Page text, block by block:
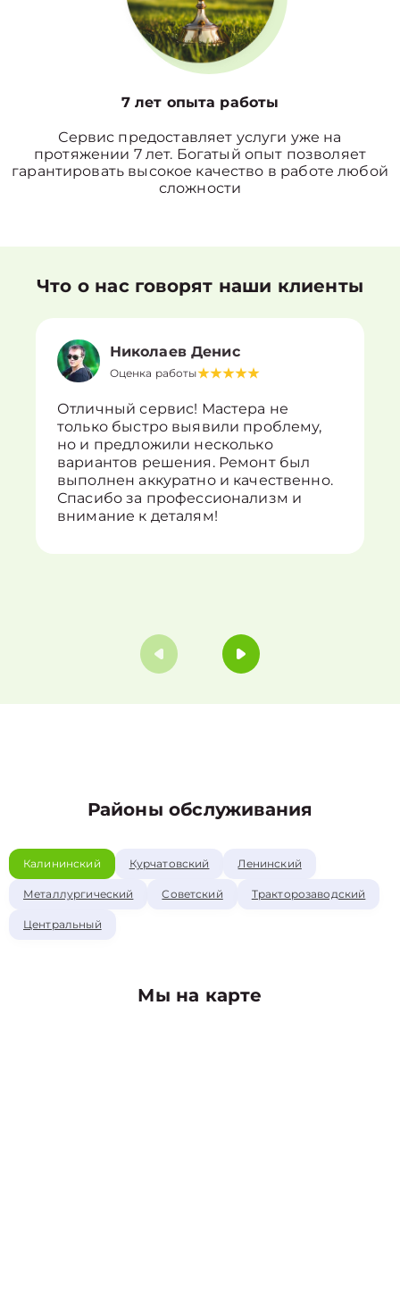
7 лет опыта работы
Сервис предоставляет услуги уже на
протяжении 7 лет. Богатый опыт позволяет
гарантировать высокое качество в работе любой
сложности
Что о нас говорят наши клиенты
Николаев Денис
Оценка работы
Отличный сервис! Мастера не
только быстро выявили проблему,
но и предложили несколько
вариантов решения. Ремонт был
выполнен аккуратно и качественно.
Спасибо за профессионализм и
внимание к деталям!
Районы обслуживания
Калининский Курчатовский Ленинский
Металлургический Советский Тракторозаводский
Центральный
Мы на карте